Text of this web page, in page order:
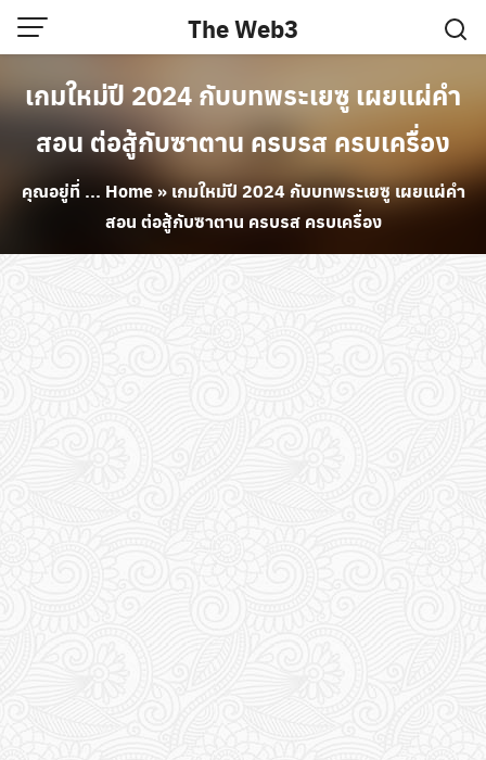
Skip
to
content
The Web3
เกมใหม่ปี 2024 กับบทพระเยซู เผยแผ่คำ
สอน ต่อสู้กับซาตาน ครบรส ครบเครื่อง
คุณอยู่ที่ ... Home»เกมใหม่ปี 2024 กับบทพระเยซู เผยแผ่คำ
สอน ต่อสู้กับซาตาน ครบรส ครบเครื่อง